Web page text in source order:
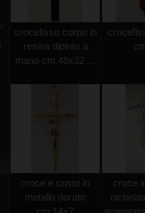
crocefisso corpo in
resina dipinto a
mano cm.48x32 ...
croce e cristo in
metallo dorato
croce